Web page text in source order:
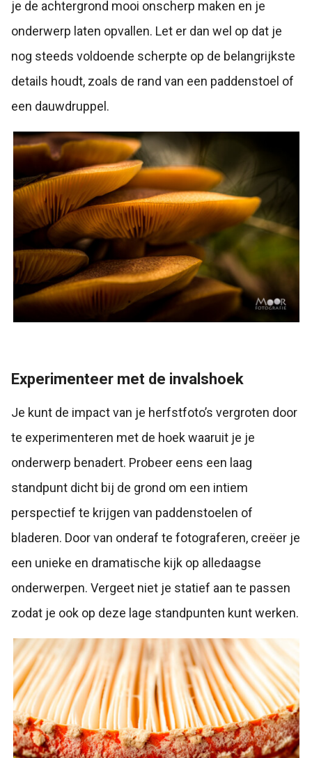
je de achtergrond mooi onscherp maken en je
onderwerp laten opvallen. Let er dan wel op dat je
nog steeds voldoende scherpte op de belangrijkste
details houdt, zoals de rand van een paddenstoel of
een dauwdruppel.
Experimenteer met de invalshoek
Je kunt de impact van je herfstfoto’s vergroten door
te experimenteren met de hoek waaruit je je
onderwerp benadert. Probeer eens een laag
standpunt dicht bij de grond om een intiem
perspectief te krijgen van paddenstoelen of
bladeren. Door van onderaf te fotograferen, creëer je
een unieke en dramatische kijk op alledaagse
onderwerpen. Vergeet niet je statief aan te passen
zodat je ook op deze lage standpunten kunt werken.